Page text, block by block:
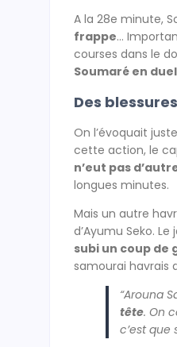
A la 28e minute,
frappe…
courses dans le
Soumaré en
Des
On l’évoquait
cette action, le
n’eut pas
longues minutes.
Mais un autre
d’Ayumu Seko.
subi un coup de
samourai havrais
“Arouna
tête. On
c’est que